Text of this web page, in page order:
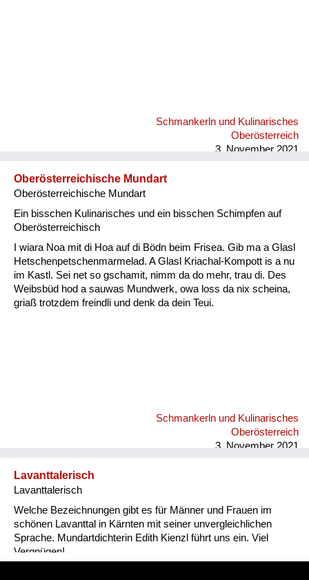
Schmankerln und Kulinarisches
Oberösterreich
3. November 2021
Oberösterreichische Mundart
Oberösterreichische Mundart
Ein bisschen Kulinarisches und ein bisschen Schimpfen auf
Oberösterreichisch
I wiara Noa mit di Hoa auf di Bödn beim Frisea. Gib ma a Glasl
Hetschenpetschenmarmelad. A Glasl Kriachal-Kompott is a nu
im Kastl. Sei net so gschamit, nimm da do mehr, trau di. Des
Weibsbüd hod a sauwas Mundwerk, owa loss da nix scheina,
griaß trotzdem freindli und denk da dein Teui.
Schmankerln und Kulinarisches
Oberösterreich
3. November 2021
Lavanttalerisch
Lavanttalerisch
Welche Bezeichnungen gibt es für Männer und Frauen im
schönen Lavanttal in Kärnten mit seiner unvergleichlichen
Sprache. Mundartdichterin Edith Kienzl führt uns ein. Viel
Vergnügen!